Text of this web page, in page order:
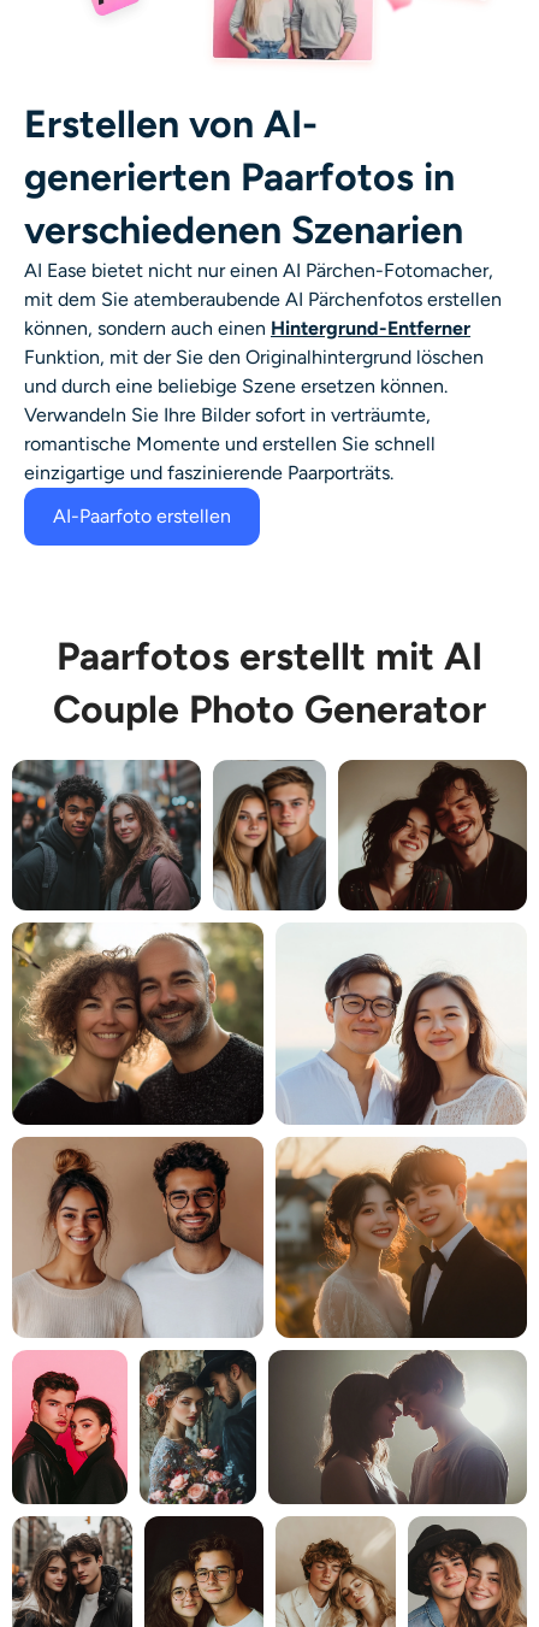
Erstellen von AI-
generierten Paarfotos in
verschiedenen Szenarien
AI Ease bietet nicht nur einen AI Pärchen-Fotomacher,
mit dem Sie atemberaubende AI Pärchenfotos erstellen
können, sondern auch einen Hintergrund-Entferner
Funktion, mit der Sie den Originalhintergrund löschen
und durch eine beliebige Szene ersetzen können.
Verwandeln Sie Ihre Bilder sofort in verträumte,
romantische Momente und erstellen Sie schnell
einzigartige und faszinierende Paarporträts.
AI-Paarfoto erstellen
Paarfotos erstellt mit AI
Couple Photo Generator